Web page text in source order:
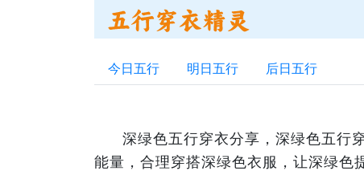
今日五行 明日五行 后日五行
深绿色五行穿衣分享，深绿色五行
能量，合理穿搭深绿色衣服，让深绿色